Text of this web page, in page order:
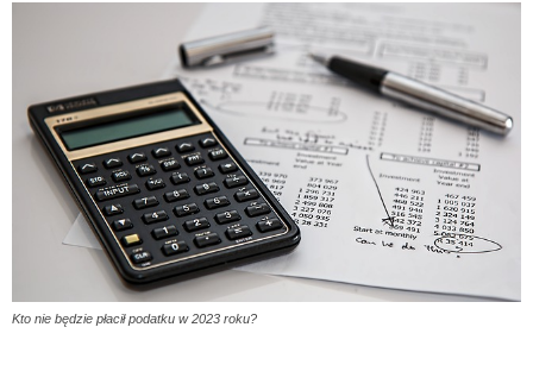
Kto nie będzie płacił podatku w 2023 roku?